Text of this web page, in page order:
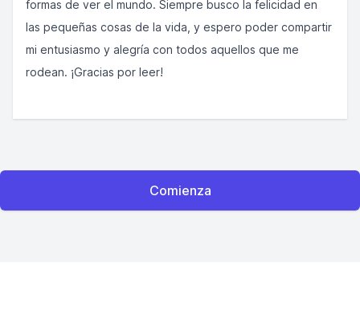
formas de ver el mundo. Siempre busco la felicidad en
las pequeñas cosas de la vida, y espero poder compartir
mi entusiasmo y alegría con todos aquellos que me
rodean. ¡Gracias por leer!
Comienza